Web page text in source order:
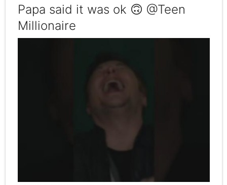
Papa said it was ok 🙃 @Teen
Millionaire